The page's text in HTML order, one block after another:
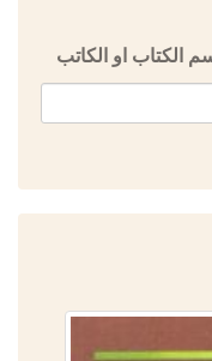
الكتاب او الكاتب